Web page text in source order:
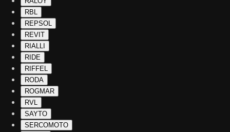
RBL
REPSOL
REVIT
RIALLI
RIDE
RIFFEL
RODA
ROGMAR
RVL
SAYTO
SERCOMOTO